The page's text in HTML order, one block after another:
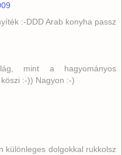
:-DDD Arab konyha passz
mint a hagyományos
:-)) Nagyon :-)
különleges dolgokkal rukkolsz